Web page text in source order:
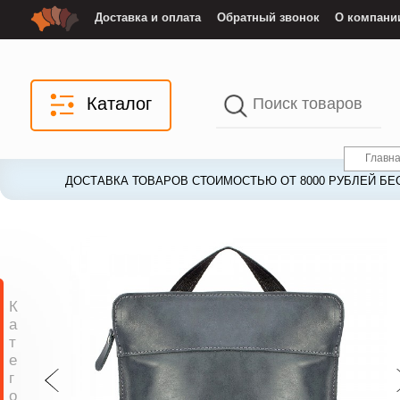
Доставка и оплата Обратный звонок О
Каталог
ДОСТАВКА ТОВАРОВ СТОИМОСТЬЮ ОТ 8000 РУБЛЕЙ
ДОСТАВКА ТОВАРОВ СТОИМОСТЬЮ ОТ 8000 РУБЛЕЙ
К
а
т
е
г
о